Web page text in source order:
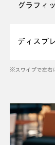
グラフィ
ディスプ
※スワイプで左右